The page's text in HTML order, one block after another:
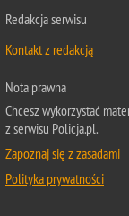
Redakcja serwisu
Kontakt z redakcją
Nota prawna
Chcesz wykorzystać
z serwisu Policja.pl.
Zapoznaj się z zasadami
Polityka prywatności